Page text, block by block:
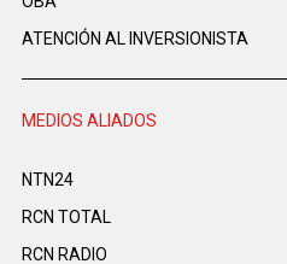
ATENCIÓN AL INVERSIONISTA
MEDIOS ALIADOS
NTN24
RCN TOTAL
RCN RADIO